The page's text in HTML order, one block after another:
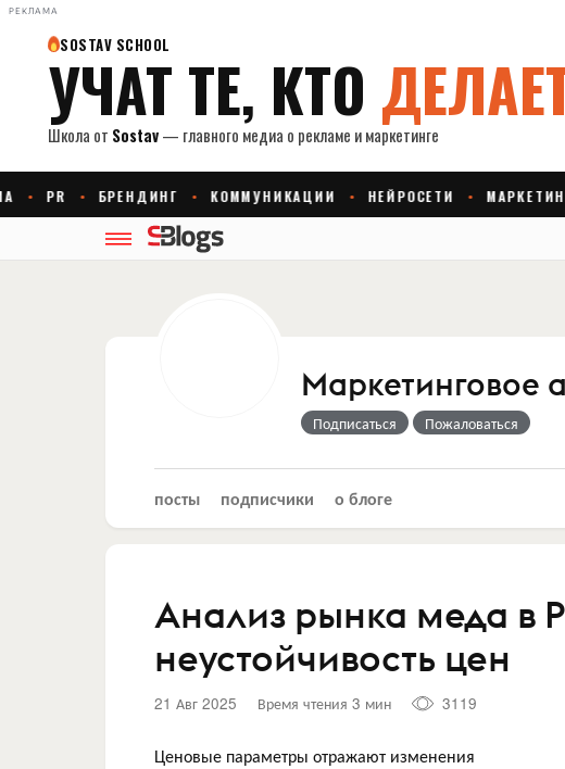
РЕКЛАМА
Маркетинговое
Подписаться Пожаловаться
посты подписчики о блоге
Анализ рынка меда в
неустойчивость цен
21 Авг 2025 Время чтения 3 мин 3119
Ценовые параметры отражают изменения